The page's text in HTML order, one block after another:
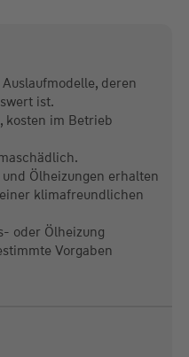
deren
ist.
kosten im Betrieb
Ölheizungen erhalten
klimafreundlichen
oder Ölheizung
Vorgaben